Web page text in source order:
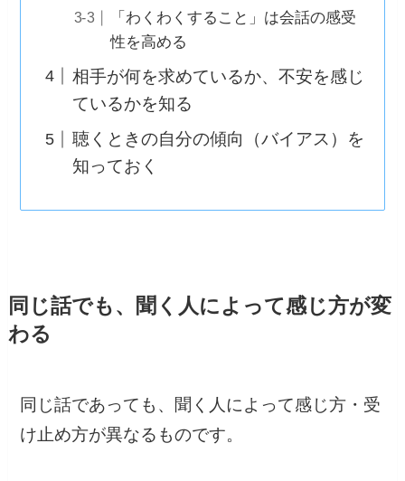
「わくわくすること」は会話の感受
性を高める
相手が何を求めているか、不安を感じ
ているかを知る
聴くときの自分の傾向（バイアス）を
知っておく
同じ話でも、聞く人によって感じ方が変
わる
同じ話であっても、聞く人によって感じ方・受
け止め方が異なるものです。